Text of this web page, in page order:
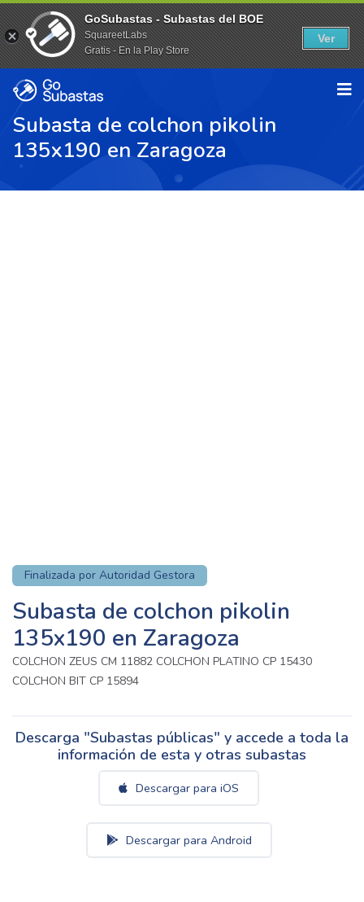
Subasta de colchon pikolin
135x190 en Zaragoza
Finalizada por Autoridad Gestora
Subasta de colchon pikolin
135x190 en Zaragoza
COLCHON ZEUS CM 11882 COLCHON PLATINO CP 15430
COLCHON BIT CP 15894
Descarga "Subastas públicas" y accede a toda la
información de esta y otras subastas
Descargar para iOS
Descargar para Android
GoSubastas - Subastas del BOE
SquareetLabs
Gratis - En la Play Store
Ver